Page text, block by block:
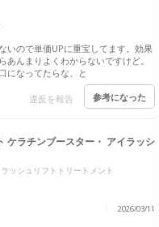
いので単価UPに重宝してます。効果
あんまりよくわからないですけど。
になってたらな、と
違反を報告 参考になった
ケラチンブースター・ アイラッシ
ラッシュリフトトリートメント
2026/03/11